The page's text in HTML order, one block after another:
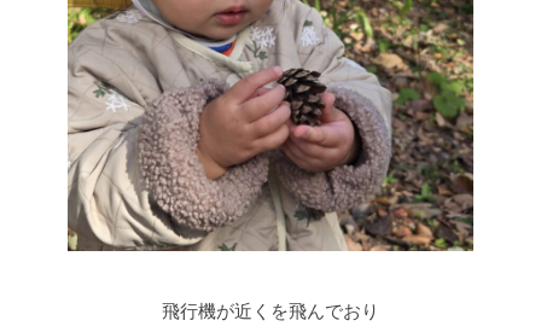
飛行機が近くを飛んでおり